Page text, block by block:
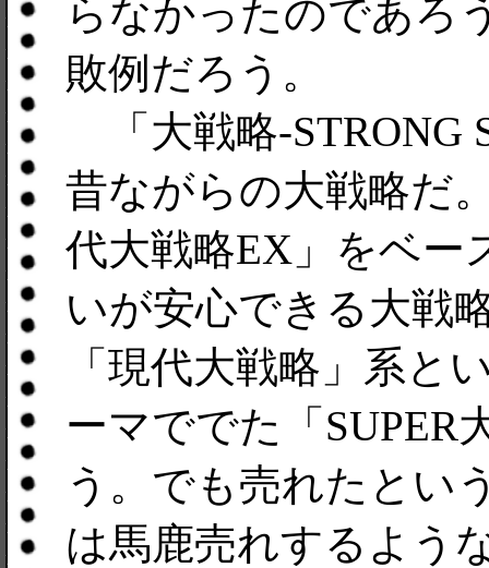
らなかったのであ
敗例だろう。
「大戦略-STRONG
昔ながらの大戦略だ
代大戦略EX」をベー
いが安心できる大戦
「現代大戦略」系と
ーマででた「SUPER
う。でも売れたとい
は馬鹿売れするよう